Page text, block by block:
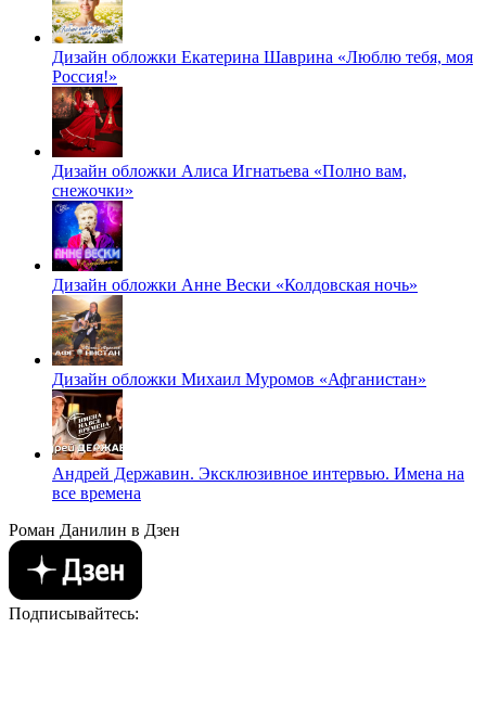
Дизайн обложки Екатерина Шаврина «Люблю тебя, моя
Россия!»
Дизайн обложки Алиса Игнатьева «Полно вам,
снежочки»
Дизайн обложки Анне Вески «Колдовская ночь»
Дизайн обложки Михаил Муромов «Афганистан»
Андрей Державин. Эксклюзивное интервью. Имена на
все времена
Роман Данилин в Дзен
Подписывайтесь: